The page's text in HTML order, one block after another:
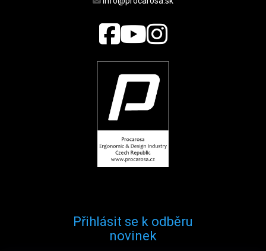
Přihlásit se k odběru
novinek